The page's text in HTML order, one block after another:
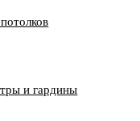
и гардины